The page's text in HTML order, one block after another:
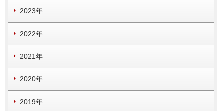
2023年
2022年
2021年
2020年
2019年